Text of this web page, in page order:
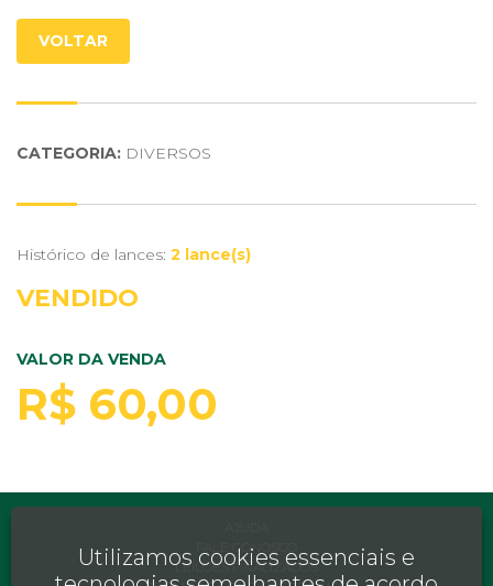
VOLTAR
CATEGORIA: DIVERSOS
Histórico de lances: 2 lance(s)
VENDIDO
VALOR DA VENDA
R$ 60,00
FALE CONOSCO
LEILÕES FINALIZADOS
Utilizamos cookies essenciais e